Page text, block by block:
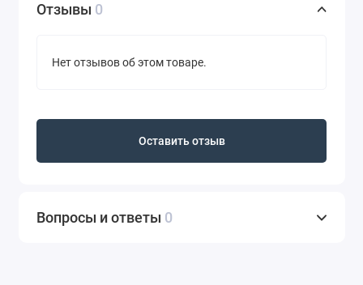
Отзывы 0
Нет отзывов об этом товаре.
Оставить отзыв
Вопросы и ответы 0